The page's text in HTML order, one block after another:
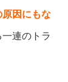
因にもな
連のトラ